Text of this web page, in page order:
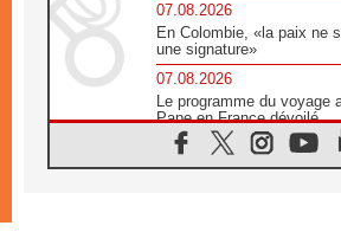
07.08.2026
En Colombie, «la paix ne
une signature»
07.08.2026
Le programme du voyage
Pape en France dévoilé
07.08.2026
1ère Conférence